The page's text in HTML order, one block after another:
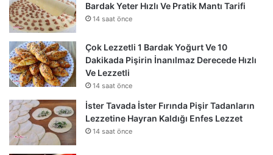
Bardak Yeter Hızlı Ve Pratik Mantı Tarifi
14 saat önce
Çok Lezzetli 1 Bardak Yoğurt Ve 10
Dakikada Pişirin İnanılmaz Derecede Hızlı
Ve Lezzetli
14 saat önce
İster Tavada İster Fırında Pişir Tadanların
Lezzetine Hayran Kaldığı Enfes Lezzet
14 saat önce